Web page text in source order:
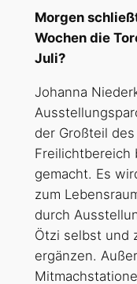
Morgen
Wochen die
Juli?
Johanna
der Großteil
Freilichtbereich
gemacht. Es
zum
durch
Ötzi selbst und
ergänzen.